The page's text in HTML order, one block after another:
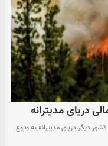
دریای مدیترانه
دیگر دریای مدیترانه به وقوع